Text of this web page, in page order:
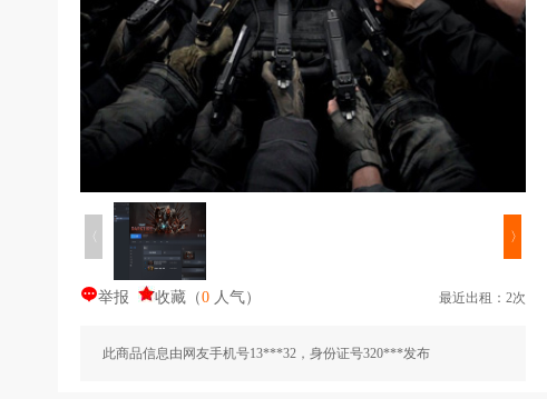
〈 〉
举报 收藏 （0 人气） 最近出租：2次
此商品信息由网友手机号13***32，身份证号320***发布